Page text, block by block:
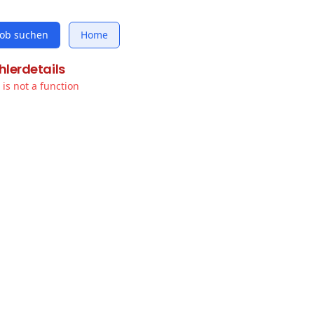
suchen Home
not a function